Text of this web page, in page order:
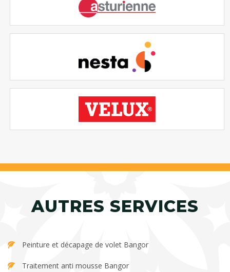
AUTRES SERVICES
Peinture et décapage de volet Bangor
Traitement anti mousse Bangor